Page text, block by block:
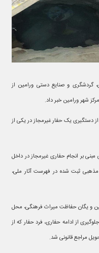
گردشگری و صنایع دستی ورامین از
شهر ورامین خبر داد.
دستگیری یک حفار غیرمجاز در یکی از
بر انجام حفاری غیرمجاز در داخل
مذهبی ثبت شده در فهرست آثار ملی،
و یگان حفاظت میراث فرهنگی، محل
از ادامه حفاری، فرد حفار که از
مراجع قانونی شد.